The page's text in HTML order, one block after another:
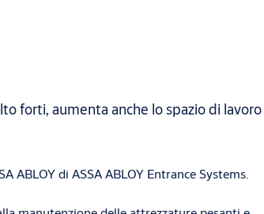
forti, aumenta anche lo spazio di lavoro
di ASSA ABLOY Entrance Systems.